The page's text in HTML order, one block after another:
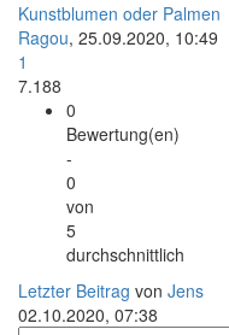
Kunstblumen oder Palmen
Ragou, 25.09.2020, 10:49
1
7.188
0
Bewertung(en)
-
0
von
5
durchschnittlich
Letzter Beitrag von Jens
02.10.2020, 07:38